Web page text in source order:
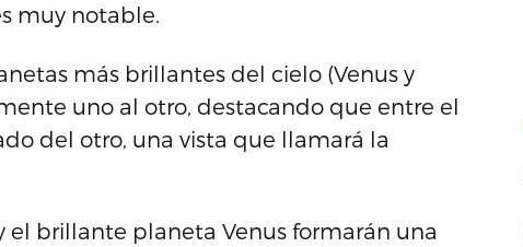
muy notable.
más brillantes del cielo (Venus y
uno al otro, destacando que entre el
del otro, una vista que llamará la
el brillante planeta Venus formarán una